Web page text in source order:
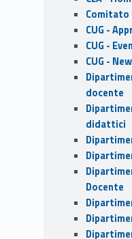
Comitato
CUG -
CUG -
CUG -
docente
didattici
Docente